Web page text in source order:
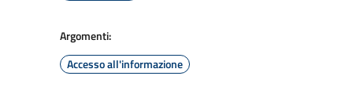
Argomenti:
Accesso all'informazione